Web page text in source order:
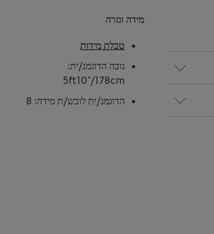
מידה וגזרה
גובה הדוגמנ/ית:
5ft10"/178cm
הדוגמנ/ית לובש/ת מידה: 8
טבלת מידות